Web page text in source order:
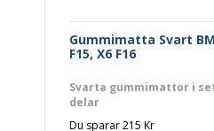
Gummimatta Svart
F15, X6 F16
Svarta gummimattor i
delar
Du sparar 215 Kr